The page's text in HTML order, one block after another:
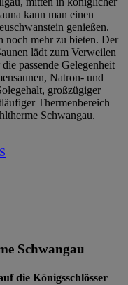
kann man einen
genießen.
noch mehr zu bieten. Der
lädt zum Verweilen
passende Gelegenheit
Natron- und
großzügiger
Thermenbereich
Schwangau.
Schwangau
die Königsschlösser